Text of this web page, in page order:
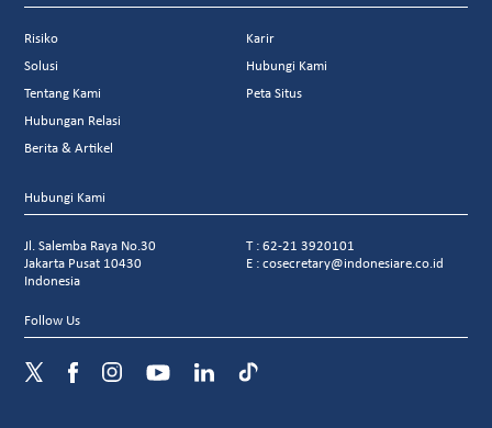
Risiko
Solusi
Tentang Kami
Hubungan Relasi
Berita & Artikel
Karir
Hubungi Kami
Peta Situs
Hubungi Kami
Jl. Salemba Raya No.30
Jakarta Pusat 10430
Indonesia
T : 62-21 3920101
E : cosecretary@indonesiare.co.id
Follow Us